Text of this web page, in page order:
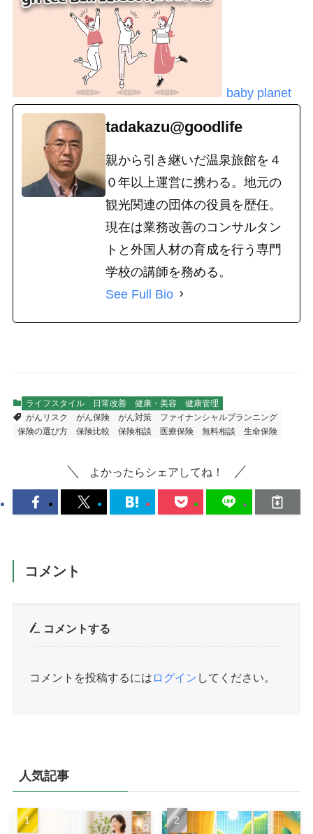
baby planet
tadakazu@goodlife
親から引き継いだ温泉旅館を４
０年以上運営に携わる。地元の
観光関連の団体の役員を歴任。
現在は業務改善のコンサルタン
トと外国人材の育成を行う専門
学校の講師を務める。
See Full Bio
ライフスタイル 日常改善 健康・美容
健康管理
がんリスク
がん保険 がん対策
ファイナンシャルプランニング
保険の選び方
保険比較 保険相談 医療保険 無料相談 生命保険
よかったらシェアしてね！
コメント
コメントする
コメントを投稿するには ログイン してください。
人気記事